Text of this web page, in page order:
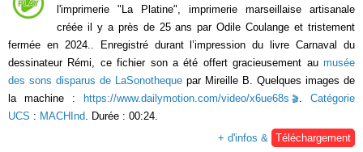
l'imprimerie "La Platine", imprimerie marseillaise artisanale
créée il y a près de 25 ans par Odile Coulange et tristement
fermée en 2024.. Enregistré durant l’impression du livre Carnaval du
dessinateur Rémi, ce fichier son a été offert gracieusement au musée
des sons disparus de LaSonotheque par Mireille B. Quelques images de
la machine : https://www.dailymotion.com/video/x6ue68s
Catégorie
UCS : MACHInd . Durée : 00:24.
+ d'infos &
Téléchargement